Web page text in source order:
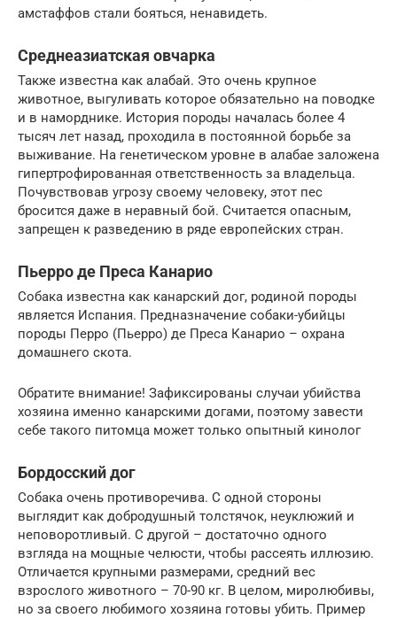
амстаффов стали бояться, ненавидеть.
Среднеазиатская овчарка
Также известна как алабай. Это очень крупное
животное, выгуливать которое обязательно на поводке
и в наморднике. История породы началась более 4
тысяч лет назад, проходила в постоянной борьбе за
выживание. На генетическом уровне в алабае заложена
гипертрофированная ответственность за владельца.
Почувствовав угрозу своему человеку, этот пес
бросится даже в неравный бой. Считается опасным,
запрещен к разведению в ряде европейских стран.
Пьерро де Преса Канарио
Собака известна как канарский дог, родиной породы
является Испания. Предназначение собаки-убийцы
породы Перро (Пьерро) де Преса Канарио – охрана
домашнего скота.
Обратите внимание! Зафиксированы случаи убийства
хозяина именно канарскими догами, поэтому завести
себе такого питомца может только опытный кинолог
Бордосский дог
Собака очень противоречива. С одной стороны
выглядит как добродушный толстячок, неуклюжий и
неповоротливый. С другой – достаточно одного
взгляда на мощные челюсти, чтобы рассеять иллюзию.
Отличается крупными размерами, средний вес
взрослого животного – 70-90 кг. В целом, миролюбивы,
но за своего любимого хозяина готовы убить. Пример